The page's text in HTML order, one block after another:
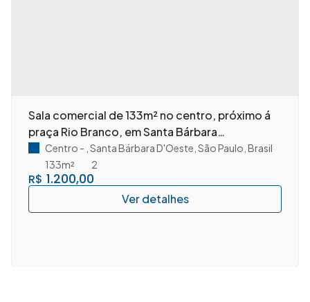
Sala comercial de 133m² no centro, próximo á
praça Rio Branco, em Santa Bárbara
D'Oeste/SP.
R$ 1.200,00
Centro Santa Bárbara D'Oeste São Paulo Brasil
2
133m²